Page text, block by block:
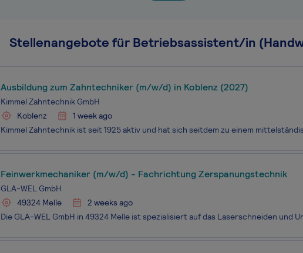
Stellenangebote für Betriebsassistent/in
Ausbildung zum Zahntechniker (m/w/d) in Koblenz (2027)
Kimmel Zahntechnik GmbH
Koblenz
1 week ago
Feinwerkmechaniker (m/w/d) - Fachrichtung Zerspanungstechnik
GLA-WEL GmbH
49324 Melle
2 weeks ago